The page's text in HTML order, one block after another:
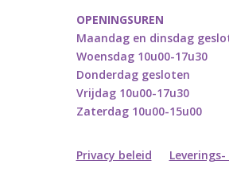
OPENINGSUREN
Maandag en dinsdag
Woensdag 10u00-17u30
Donderdag gesloten
Vrijdag 10u00-17u30
Zaterdag 10u00-15u00
Privacy beleid